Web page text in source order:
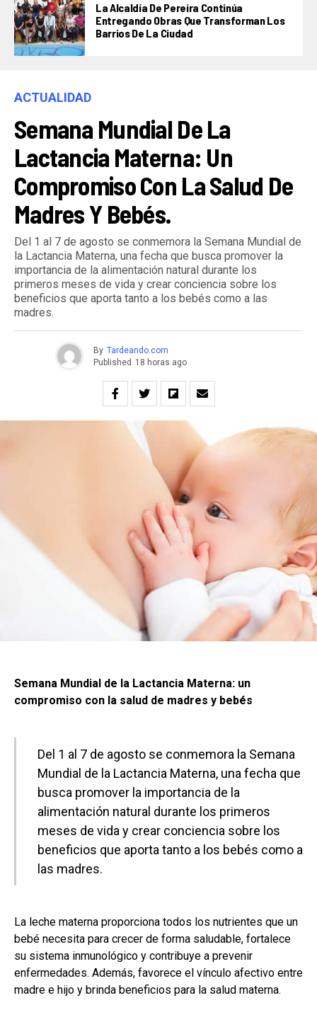
La Alcaldía De Pereira Continúa
Entregando Obras Que Transforman Los
Barrios De La Ciudad
ACTUALIDAD
Semana Mundial De La
Lactancia Materna: Un
Compromiso Con La Salud De
Madres Y Bebés.
Del 1 al 7 de agosto se conmemora la Semana Mundial de
la Lactancia Materna, una fecha que busca promover la
importancia de la alimentación natural durante los
primeros meses de vida y crear conciencia sobre los
beneficios que aporta tanto a los bebés como a las
madres.
By Tardeando.com
Published 18 horas ago
Semana Mundial de la Lactancia Materna: un
compromiso con la salud de madres y bebés
Del 1 al 7 de agosto se conmemora la Semana
Mundial de la Lactancia Materna, una fecha que
busca promover la importancia de la
alimentación natural durante los primeros
meses de vida y crear conciencia sobre los
beneficios que aporta tanto a los bebés como a
las madres.
La leche materna proporciona todos los nutrientes que un
bebé necesita para crecer de forma saludable, fortalece
su sistema inmunológico y contribuye a prevenir
enfermedades. Además, favorece el vínculo afectivo entre
madre e hijo y brinda beneficios para la salud materna.